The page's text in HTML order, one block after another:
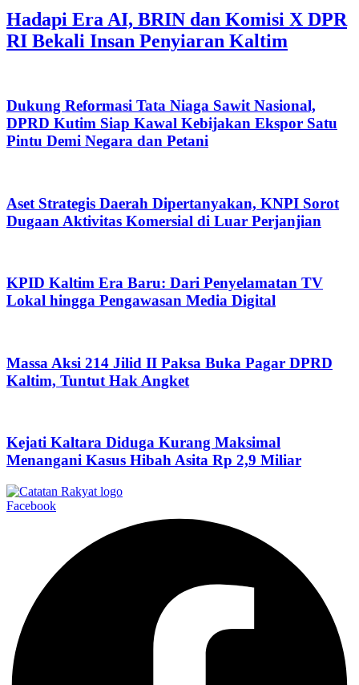
Hadapi Era AI, BRIN dan Komisi X DPR
RI Bekali Insan Penyiaran Kaltim
Dukung Reformasi Tata Niaga Sawit Nasional,
DPRD Kutim Siap Kawal Kebijakan Ekspor Satu
Pintu Demi Negara dan Petani
Aset Strategis Daerah Dipertanyakan, KNPI Sorot
Dugaan Aktivitas Komersial di Luar Perjanjian
KPID Kaltim Era Baru: Dari Penyelamatan TV
Lokal hingga Pengawasan Media Digital
Massa Aksi 214 Jilid II Paksa Buka Pagar DPRD
Kaltim, Tuntut Hak Angket
Kejati Kaltara Diduga Kurang Maksimal
Menangani Kasus Hibah Asita Rp 2,9 Miliar
Facebook